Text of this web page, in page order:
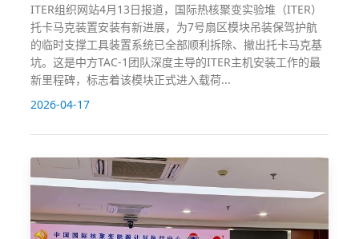
ITER组织网站4月13日报道，国际热核聚变实验堆（ITER）
托卡马克装置安装有新进展，为7号扇区模块吊装保驾护航
的临时支撑工具装置系统已全部顺利拆除、撤出托卡马克基
坑。这是中方TAC-1团队深度主导的ITER主机安装工作的最
新里程碑，标志着该模块正式进入载荷...
2026-04-17